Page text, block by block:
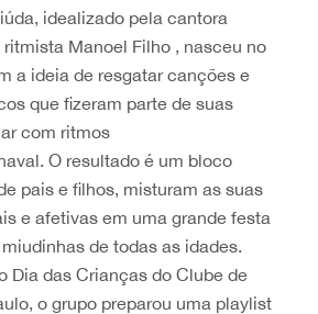
idealizado pela cantora
Manoel Filho , nasceu no
a ideia de resgatar canções e
que fizeram parte de suas
com ritmos
O resultado é um bloco
pais e filhos, misturam as suas
e afetivas em uma grande festa
de todas as idades.
Dia das Crianças do Clube de
o grupo preparou uma playlist